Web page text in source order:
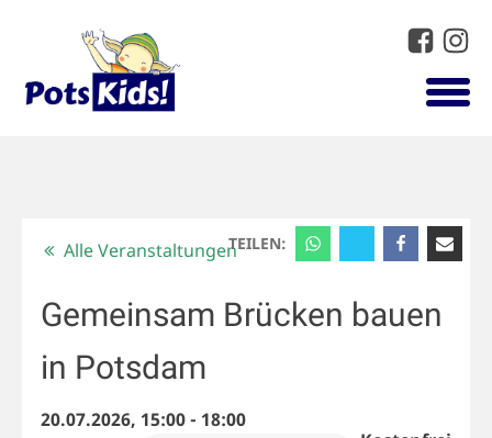
TEILEN:
Alle Veranstaltungen
Gemeinsam Brücken bauen
in Potsdam
20.07.2026, 15:00- 18:00